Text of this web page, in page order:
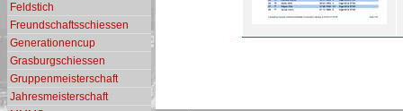
Feldstich
Freundschaftsschiessen
Generationencup
Grasburgschiessen
Gruppenmeisterschaft
Jahresmeisterschaft